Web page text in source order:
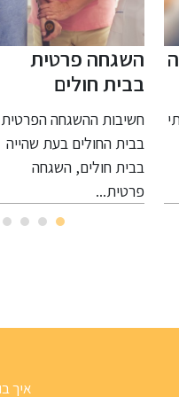
משחת ארניקה
יתרונות השימוש במשחת
ארניקה בשנים האחרונות,
רבים מחפשים פתרונות
טבעיים לבעיות...
איך